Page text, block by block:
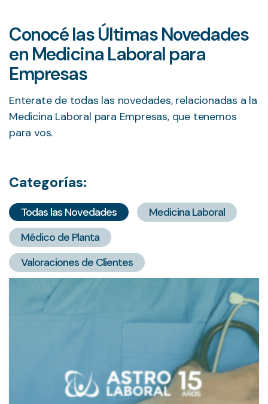
Conocé las Últimas Novedades
en Medicina Laboral para
Empresas
Enterate de todas las novedades, relacionadas a la
Medicina Laboral para Empresas, que tenemos
para vos.
Categorías:
Todas las Novedades
Medicina Laboral
Médico de Planta
Valoraciones de Clientes